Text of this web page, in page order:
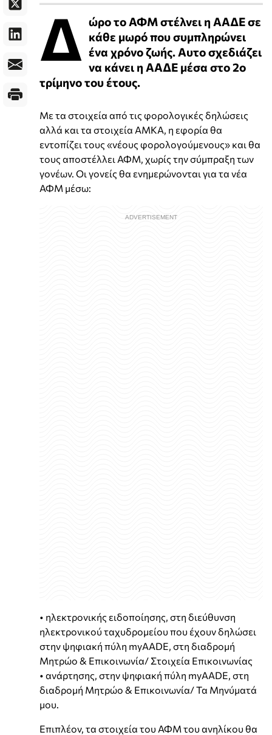
Δ ώρο το ΑΦΜ στέλνει η ΑΑΔΕ σε
κάθε μωρό που συμπληρώνει
ένα χρόνο ζωής. Αυτο σχεδιάζει
να κάνει η ΑΑΔΕ μέσα στο 2ο
τρίμηνο του έτους.
Με τα στοιχεία από τις φορολογικές δηλώσεις
αλλά και τα στοιχεία ΑΜΚΑ, η εφορία θα
εντοπίζει τους «νέους φορολογούμενους» και θα
τους αποστέλλει ΑΦΜ, χωρίς την σύμπραξη των
γονέων. Οι γονείς θα ενημερώνονται για τα νέα
ΑΦΜ μέσω:
• ηλεκτρονικής ειδοποίησης, στη διεύθυνση
ηλεκτρονικού ταχυδρομείου που έχουν δηλώσει
στην ψηφιακή πύλη myAADE, στη διαδρομή
Μητρώο & Επικοινωνία/ Στοιχεία Επικοινωνίας
• ανάρτησης, στην ψηφιακή πύλη myAADE, στη
διαδρομή Μητρώο & Επικοινωνία/ Τα Μηνύματά
μου.
Επιπλέον, τα στοιχεία του ΑΦΜ του ανηλίκου θα